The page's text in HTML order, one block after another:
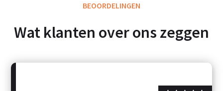
BEOORDELINGEN
Wat klanten over ons zeggen